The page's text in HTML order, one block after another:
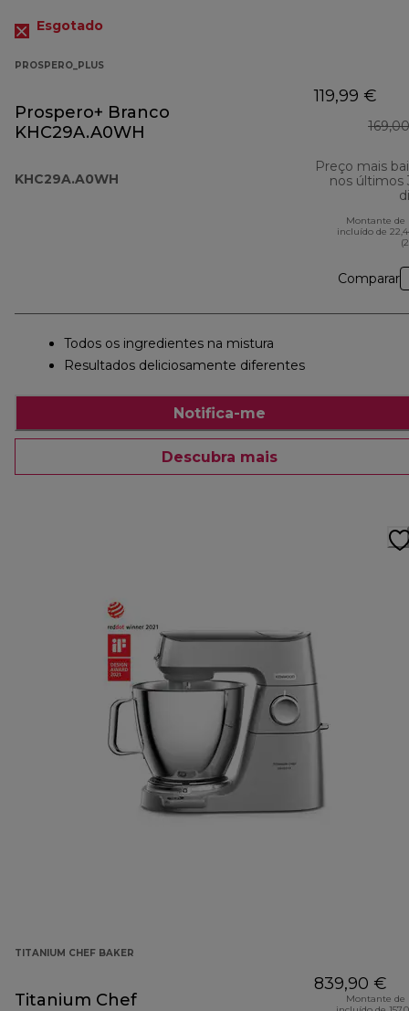
Esgotado
PROSPERO_PLUS
Prospero+ Branco
KHC29A.A0WH
KHC29A.A0WH
119,99 €
Preço mais
nos últimos
Montante de
incluído de
Comparar
Todos os ingredientes na mistura
Resultados deliciosamente diferentes
Notifica-me
Descubra mais
TITANIUM CHEF BAKER
Titanium Chef
839,90 €
Montante de